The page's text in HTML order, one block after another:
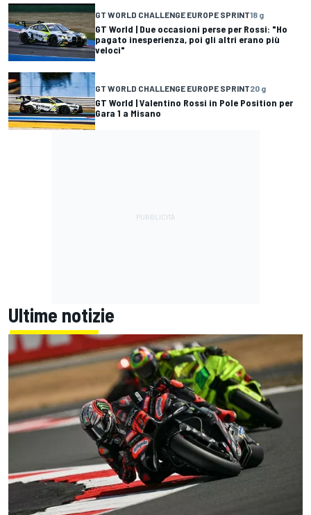
GT WORLD CHALLENGE EUROPE SPRINT18 g
GT World | Due occasioni perse per Rossi: "Ho
pagato inesperienza, poi gli altri erano più
veloci"
GT WORLD CHALLENGE EUROPE SPRINT20 g
GT World | Valentino Rossi in Pole Position per
Gara 1 a Misano
Ultime notizie